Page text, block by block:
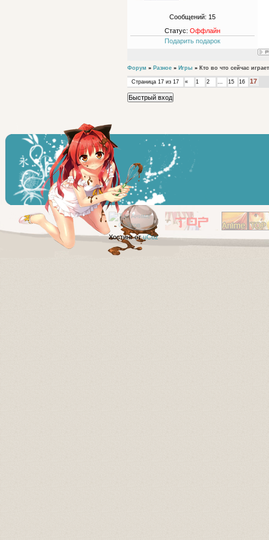
Сообщений: 15
Статус: Оффлайн
Подарить подарок
Форум » Разное » Игры » Кто во что сейчас
Страница 17 из 17 « 1 2 … 15 16 17
Хостинг отuCoz